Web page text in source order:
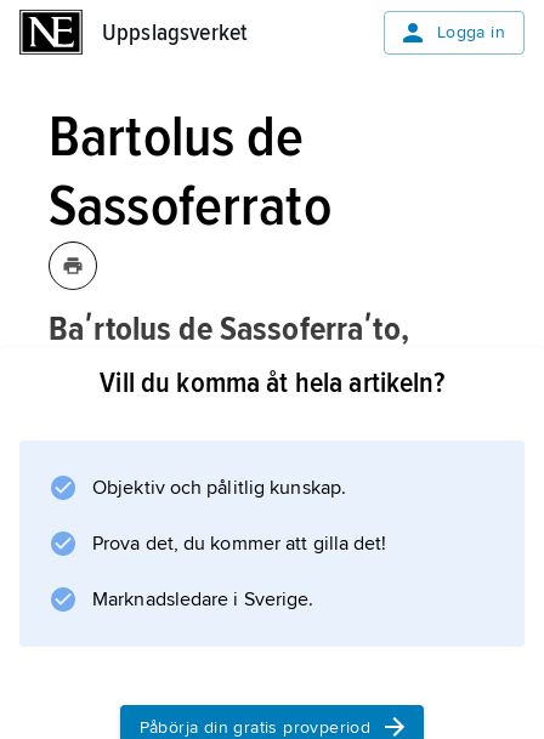
Uppslagsverket Logga in
Bartolus de
Sassoferrato
Baʹrtolus de Sassoferraʹto,
Bartolo da Sassoferrato ,född 1313 eller
1314, död 1357, italiensk jurist.
och Perugia. I likhet med Baldus de Ubaldis
för
postglossatorerna
, konsiliatorerna, efter de utlåtanden,
hög grad den rättsliga utvecklingen i Europa.
Vill du komma åt hela artikeln?
Objektiv och pålitlig kunskap.
Prova det, du kommer att gilla det!
Marknadsledare i Sverige.
Påbörja din gratis provperiod